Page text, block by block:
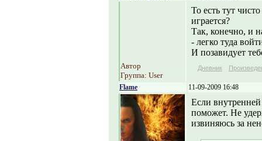
Автор
Группа: User
То есть тут
играется?
Так, конечно, и
- легко туда
И позавидует
Дневник
Flame 11-09-2009 16:48
Если
поможет. Не
извиняюсь за